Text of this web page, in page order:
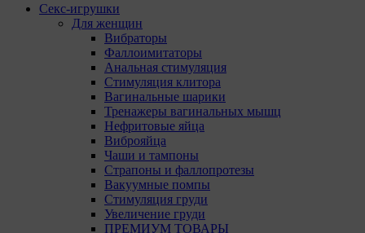
Секс-игрушки
Для женщин
Вибраторы
Фаллоимитаторы
Анальная стимуляция
Стимуляция клитора
Вагинальные шарики
Тренажеры вагинальных мышц
Нефритовые яйца
Виброяйца
Чаши и тампоны
Страпоны и фаллопротезы
Вакуумные помпы
Стимуляция груди
Увеличение груди
ПРЕМИУМ ТОВАРЫ